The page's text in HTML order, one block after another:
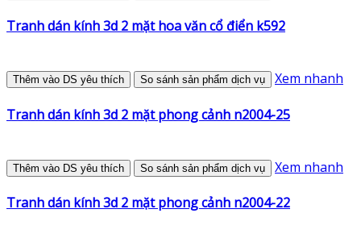
Tranh dán kính 3d 2 mặt hoa văn cổ điển k592
Thêm vào DS yêu thích So sánh sản phẩm dịch vụ Xem nhanh
Tranh dán kính 3d 2 mặt phong cảnh n2004-25
Thêm vào DS yêu thích So sánh sản phẩm dịch vụ Xem nhanh
Tranh dán kính 3d 2 mặt phong cảnh n2004-22